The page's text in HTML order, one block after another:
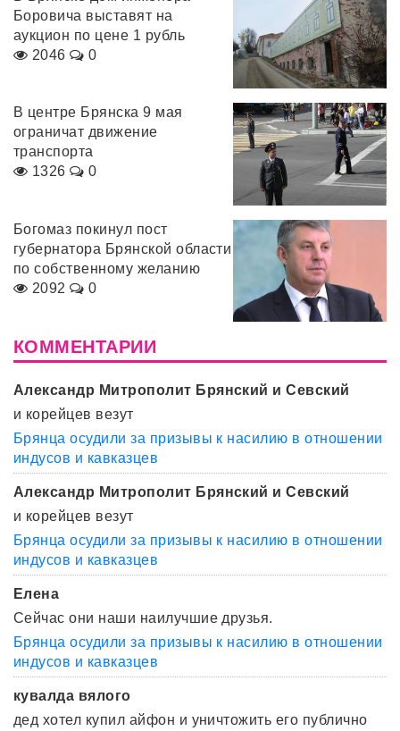
Боровича выставят на
аукцион по цене 1 рубль
2046
0
В центре Брянска 9 мая
ограничат движение
транспорта
1326
0
Богомаз покинул пост
губернатора Брянской области
по собственному желанию
2092
0
КОММЕНТАРИИ
Александр Митрополит Брянский и Севский
и корейцев везут
Брянца осудили за призывы к насилию в отношении
индусов и кавказцев
Александр Митрополит Брянский и Севский
и корейцев везут
Брянца осудили за призывы к насилию в отношении
индусов и кавказцев
Елена
Сейчас они наши наилучшие друзья.
Брянца осудили за призывы к насилию в отношении
индусов и кавказцев
кувалда вялого
дед хотел купил айфон и уничтожить его публично